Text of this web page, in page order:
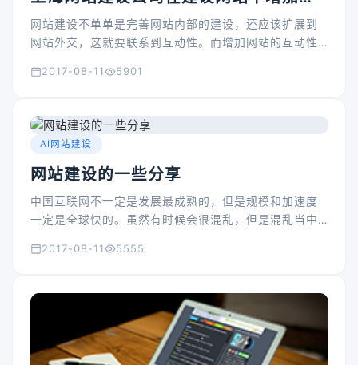
站互动性
网站建设不单单是完善网站内部的建设，还应该扩展到
网站外交，这就要联系到互动性。而增加网站的互动性
互动性上做的很好，也非常成功，我们在做自己网站转
动性？今天就结合着这些成功的网站，总结以下内容，
上海网站建设公司通过以下的一些工作是可以很好的增
加用户互动性的
2017-08-11 5901
AI网站建设
网站建设的一些分享
中国互联网不一定是发展最成熟的，但是规模和加速度
一定是全球快的。虽然有时候会很混乱，但是混乱当中
业的问题，而是改变了整个经济形态和生活方式。生活
们这一代人。真心希望未来的医疗事业，也能像互联网
2017-08-11 5555